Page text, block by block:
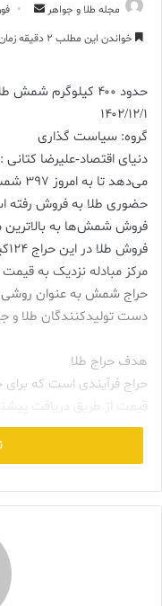
مجله طلا و جواهر
ارسال
خواندن این مطلب 2 دقیقه زمان میبرد
حدود ۴۰۰ کیلوگرم شمش طلا در هشت مرحله حراج به فروش رسید
۱۴۰۲/۱۲/۱
گروه: سیاست گذاری
دنیای اقتصاد-علیرضا
حضوری طلا به فروش رفته
فروش شمش‌ها به بالاترین
مرکز مبادله نزدیک به
حراج شمش به عنوان روشی
دست تولیدکنندگان طلا و
هدف حراج طلا
حراج فرآیندی است که برای
قیمت از طریق دریافت
آن به بیشترین قیمت
پیشنهادهای خود را ارائه
زمینه‌ها شامل
برگزارشده در مرکز مبادله
مبادله ایران برگزار شد.